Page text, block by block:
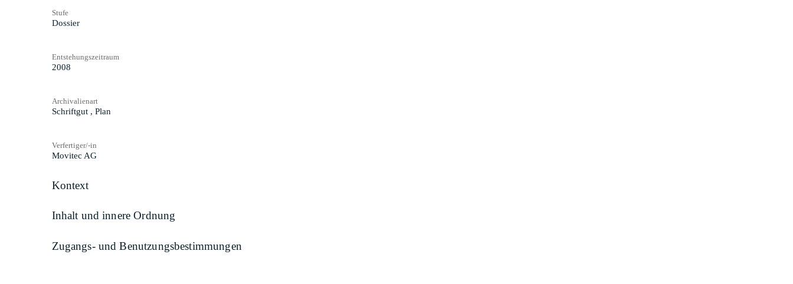
Stufe
Dossier
Entstehungszeitraum
2008
Archivalienart
Schriftgut , Plan
Verfertiger/-in
Movitec AG
Kontext
Inhalt und innere Ordnung
Zugangs- und Benutzungsbestimmungen